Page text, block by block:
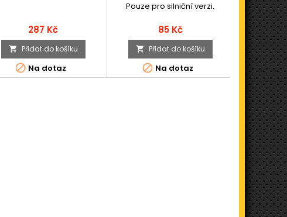
Cena
287 Kč
 Přidat do košíku
 Na dotaz
Pouze pro silniční verzi.
Cena
85 Kč
 Přidat do košíku
 Na dotaz

 K